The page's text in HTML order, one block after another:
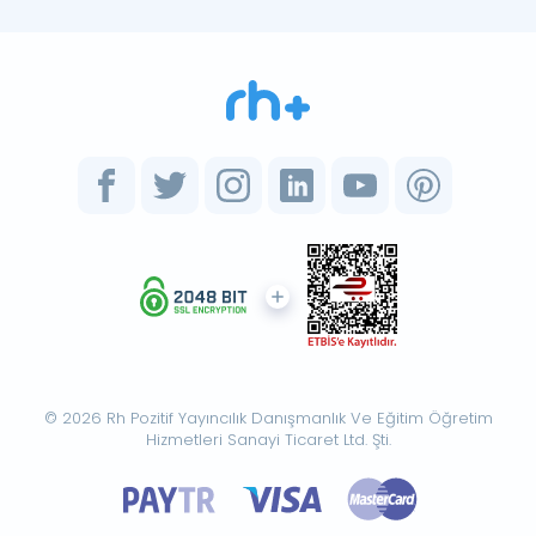
© 2026 Rh Pozitif Yayıncılık Danışmanlık Ve Eğitim Öğretim
Hizmetleri Sanayi Ticaret Ltd. Şti.